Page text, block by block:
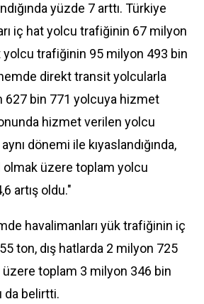
yüzde 7 arttı. Türkiye
iç hat yolcu trafiğinin 67 milyon
yolcu trafiğinin 95 milyon 493 bin
direkt transit yolcularla
627 bin 771 yolcuya hizmet
hizmet verilen yolcu
dönemi ile kıyaslandığında,
üzere toplam yolcu
artış oldu."
havalimanları yük trafiğinin iç
ton, dış hatlarda 2 milyon 725
toplam 3 milyon 346 bin
da belirtti.